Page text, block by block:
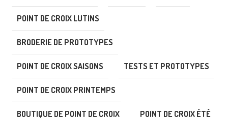
POINT DE CROIX LUTINS
BRODERIE DE PROTOTYPES
POINT DE CROIX SAISONS TESTS ET PROTOTYPES
POINT DE CROIX PRINTEMPS
BOUTIQUE DE POINT DE CROIX POINT DE CROIX ÉTÉ